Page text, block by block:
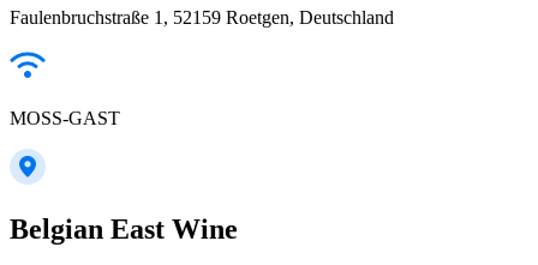
Faulenbruchstraße 1, 52159 Roetgen, Deutschland
MOSS-GAST
Belgian East Wine